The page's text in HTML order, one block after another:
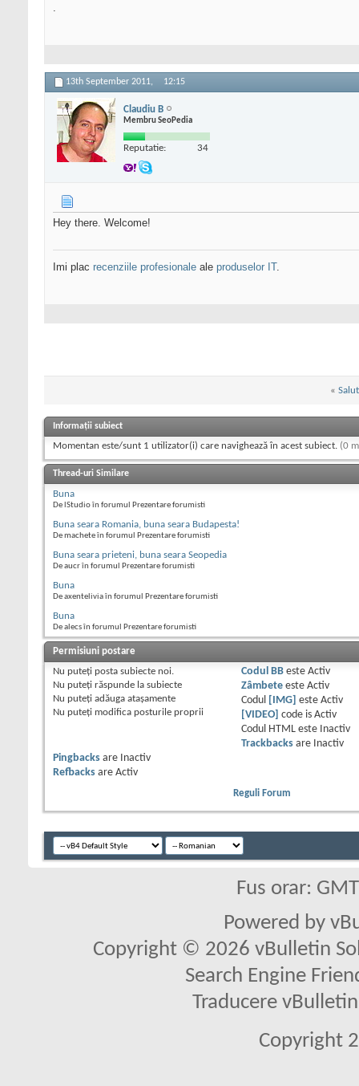
.
13th September 2011, 12:15
Claudiu B
Membru SeoPedia
Reputatie: 34
Hey there. Welcome!
Imi plac recenziile profesionale ale produselor IT.
«
Informații subiect
Momentan este/sunt 1 utilizator(i) care navighează în acest subiect. (0
Thread-uri Similare
Buna
De lStudio în forumul Prezentare forumisti
Buna seara Romania, buna seara Budapesta!
De machete în forumul Prezentare forumisti
Buna seara prieteni, buna seara Seopedia
De aucr în forumul Prezentare forumisti
Buna
De axentelivia în forumul Prezentare forumisti
Buna
De alecs în forumul Prezentare forumisti
Permisiuni postare
Nu puteţi posta subiecte noi.
Nu puteţi răspunde la subiecte
Nu puteţi adăuga ataşamente
Nu puteţi modifica posturile proprii
Codul BBeste Activ
Zâmbeteeste Activ
Codul
[IMG] este Activ
[VIDEO] code is Activ
Codul HTML este
Inactiv
Trackbacksare
Inactiv
Pingbacks are
Inactiv
Refbacks are Activ
Reguli Forum
Fus orar:
Powered by
Copyright © 2026 vBulletin
Search Engine
Traducere
Copyright